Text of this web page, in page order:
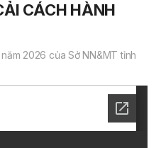
CÁCH HÀNH
2026 của Sở NN&MT tỉnh